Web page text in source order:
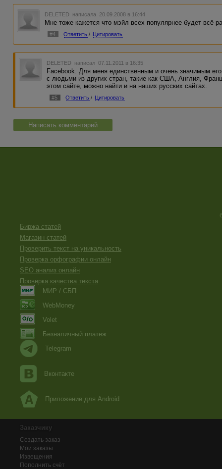
DELETED написала 20.09.2008 в 16:44
Мне тоже кажется что мэйл всех популярнее будет всё
#4 Ответить / Цитировать
DELETED написал 07.11.2011 в 16:35
Facebook. Для меня единственным и очень значимым
с людьми из других стран, такие как США, Англия,
этом сайте, можно найти и на наших русских сайтах.
#5 Ответить / Цитировать
Написать комментарий
Биржа статей
Магазин статей
Проверить текст на уникальность
Проверка орфографии онлайн
SEO анализ онлайн
Проверка качества текста
МИР / СБП
WebMoney
Volet
Безналичный платеж
Telegram
Вконтакте
Приложение для Android
Заказчику
Создать заказ
Мои заказы
Извещения
Пополнить счёт